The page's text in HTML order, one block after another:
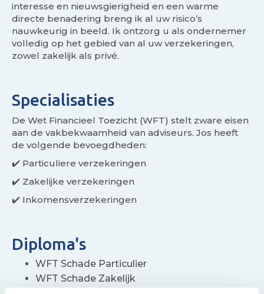
interesse en nieuwsgierigheid en een warme
directe benadering breng ik al uw risico’s
nauwkeurig in beeld. Ik ontzorg u als ondernemer
volledig op het gebied van al uw verzekeringen,
zowel zakelijk als privé.
Specialisaties
De Wet Financieel Toezicht (WFT) stelt zware eisen
aan de vakbekwaamheid van adviseurs. Jos heeft
de volgende bevoegdheden:
✔️ Particuliere verzekeringen
✔️ Zakelijke verzekeringen
✔️ Inkomensverzekeringen
Diploma's
WFT Schade Particulier
WFT Schade Zakelijk